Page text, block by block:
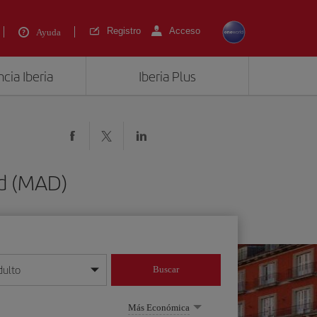
Ayuda Registro Acceso
Iberia Iberia Plus
(MAD)
mes/año
Buscar
Más Económica